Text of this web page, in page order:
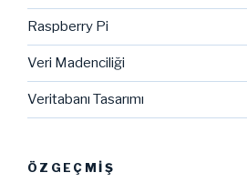
Raspberry Pi
Veri Madenciliği
Veritabanı Tasarımı
ÖZGEÇMIŞ